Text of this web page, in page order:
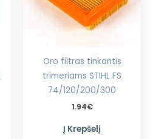
Oro filtras tinkantis
trimeriams STIHL FS
74/120/200/300
1.94€
Į Krepšelį